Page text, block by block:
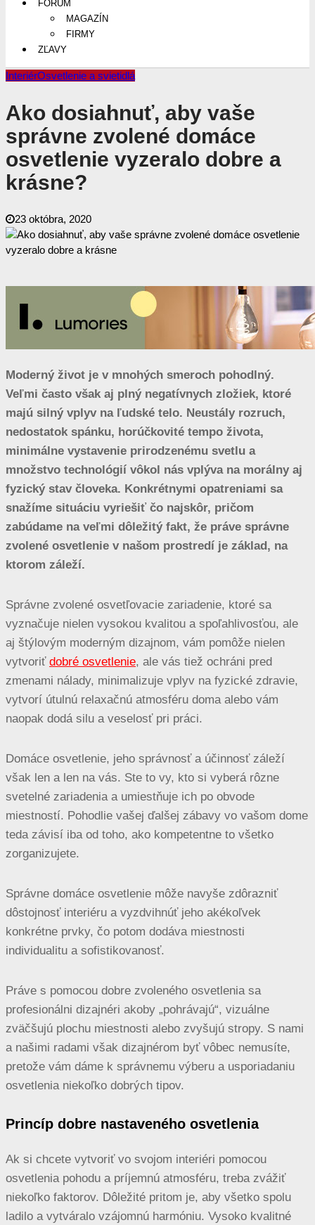
FÓRUM
MAGAZÍN
FIRMY
ZĽAVY
InteriérOsvetlenie a svietidlá
Ako dosiahnuť, aby vaše
správne zvolené domáce
osvetlenie vyzeralo dobre a
krásne?
23 októbra, 2020
Moderný život je v mnohých smeroch pohodlný.
Veľmi často však aj plný negatívnych zložiek, ktoré
majú silný vplyv na ľudské telo. Neustály rozruch,
nedostatok spánku, horúčkovité tempo života,
minimálne vystavenie prirodzenému svetlu a
množstvo technológií vôkol nás vplýva na morálny aj
fyzický stav človeka. Konkrétnymi opatreniami sa
snažíme situáciu vyriešiť čo najskôr, pričom
zabúdame na veľmi dôležitý fakt, že práve správne
zvolené osvetlenie v našom prostredí je základ, na
ktorom záleží.
Správne zvolené osvetľovacie zariadenie, ktoré sa
vyznačuje nielen vysokou kvalitou a spoľahlivosťou, ale
aj štýlovým moderným dizajnom, vám pomôže nielen
vytvoriť dobré osvetlenie, ale vás tiež ochráni pred
zmenami nálady, minimalizuje vplyv na fyzické zdravie,
vytvorí útulnú relaxačnú atmosféru doma alebo vám
naopak dodá silu a veselosť pri práci.
Domáce osvetlenie, jeho správnosť a účinnosť záleží
však len a len na vás. Ste to vy, kto si vyberá rôzne
svetelné zariadenia a umiestňuje ich po obvode
miestností. Pohodlie vašej ďalšej zábavy vo vašom dome
teda závisí iba od toho, ako kompetentne to všetko
zorganizujete.
Správne domáce osvetlenie môže navyše zdôrazniť
dôstojnosť interiéru a vyzdvihnúť jeho akékoľvek
konkrétne prvky, čo potom dodáva miestnosti
individualitu a sofistikovanosť.
Práve s pomocou dobre zvoleného osvetlenia sa
profesionálni dizajnéri akoby „pohrávajú“, vizuálne
zväčšujú plochu miestnosti alebo zvyšujú stropy. S nami
a našimi radami však dizajnérom byť vôbec nemusíte,
pretože vám dáme k správnemu výberu a usporiadaniu
osvetlenia niekoľko dobrých tipov.
Princíp dobre nastaveného osvetlenia
Ak si chcete vytvoriť vo svojom interiéri pomocou
osvetlenia pohodu a príjemnú atmosféru, treba zvážiť
niekoľko faktorov. Dôležité pritom je, aby všetko spolu
ladilo a vytváralo vzájomnú harmóniu. Vysoko kvalitné